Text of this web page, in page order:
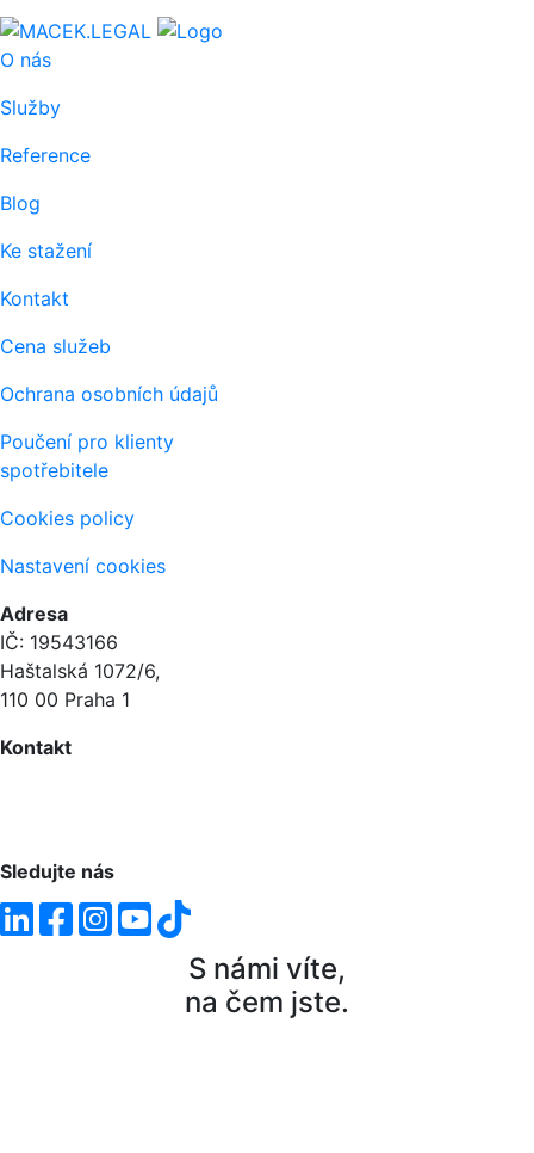
O nás
Služby
Reference
Blog
Ke stažení
Kontakt
Cena služeb
Ochrana osobních údajů
Poučení pro klienty
spotřebitele
Cookies policy
Nastavení cookies
Adresa
IČ: 19543166
Haštalská 1072/6,
110 00 Praha 1
Kontakt
Sledujte nás
S námi víte,
na čem jste.